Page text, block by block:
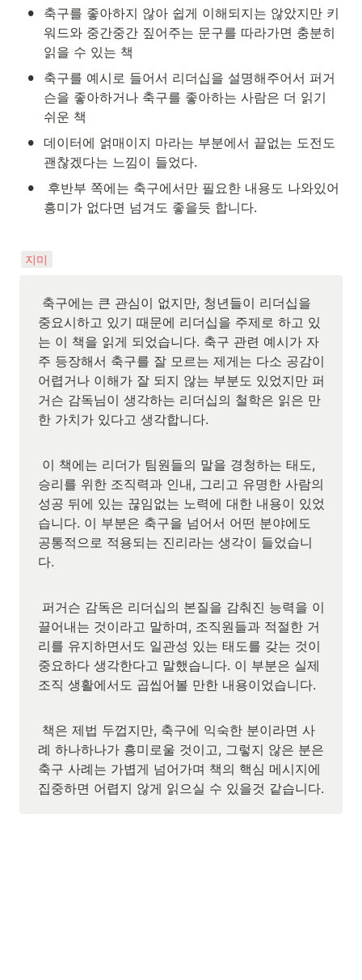
•
축구를 좋아하지 않아 쉽게 이해되지는 않았지만 키
워드와 중간중간 짚어주는 문구를 따라가면 충분히
읽을 수 있는 책
•
축구를 예시로 들어서 리더십을 설명해주어서 퍼거
슨을 좋아하거나 축구를 좋아하는 사람은 더 읽기
쉬운 책
• 데이터에 얽매이지 마라는 부분에서 끝없는 도전도
괜찮겠다는 느낌이 들었다.
•
흥미가 없다면 넘겨도 좋을듯 합니다.
지미
중요시하고 있기 때문에 리더십을 주제로 하고 있
는 이 책을 읽게 되었습니다. 축구 관련 예시가 자
주 등장해서 축구를 잘 모르는 제게는 다소 공감이
어렵거나 이해가 잘 되지 않는 부분도 있었지만 퍼
거슨 감독님이 생각하는 리더십의 철학은 읽은 만
한 가치가 있다고 생각합니다.
승리를 위한 조직력과 인내, 그리고 유명한 사람의
성공 뒤에 있는 끊임없는 노력에 대한 내용이 있었
습니다. 이 부분은 축구을 넘어서 어떤 분야에도
공통적으로 적용되는 진리라는 생각이 들었습니
다.
끌어내는 것이라고 말하며, 조직원들과 적절한 거
리를 유지하면서도 일관성 있는 태도를 갖는 것이
중요하다 생각한다고 말했습니다. 이 부분은 실제
조직 생활에서도 곱씹어볼 만한 내용이었습니다.
례 하나하나가 흥미로울 것이고, 그렇지 않은 분은
축구 사례는 가볍게 넘어가며 책의 핵심 메시지에
집중하면 어렵지 않게 읽으실 수 있을것 같습니다.